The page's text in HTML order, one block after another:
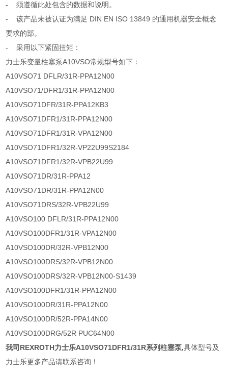
- 须遵循此处包含的数据和说明。
- 该产品未被认证为满足 DIN EN ISO 13849 的通用机器安全概念
要求的部。
- 采用以下紧固扭矩：
力士乐变量柱塞泵A10VSO常规型号如下：
A10VSO71 DFLR/31R-PPA12N00
A10VSO71/DFR1/31R-PPA12N00
A10VSO71DFR/31R-PPA12KB3
A10VSO71DFR1/31R-PPA12N00
A10VSO71DFR1/31R-VPA12N00
A10VSO71DFR1/32R-VP22U99S2184
A10VSO71DFR1/32R-VPB22U99
A10VSO71DR/31R-PPA12
A10VSO71DR/31R-PPA12N00
A10VSO71DRS/32R-VPB22U99
A10VSO100 DFLR/31R-PPA12N00
A10VSO100DFR1/31R-VPA12N00
A10VSO100DR/32R-VPB12N00
A10VSO100DRS/32R-VPB12N00
A10VSO100DRS/32R-VPB12N00-S1439
A10VSO100DFR1/31R-PPA12N00
A10VSO100DR/31R-PPA12N00
A10VSO100DR/52R-PPA14N00
A10VSO100DRG/52R PUC64N00
我司 REXROTH力士乐A10VSO71DFR1/31R系列柱塞泵,具体型号及
力士乐更多产品请联系咨询！